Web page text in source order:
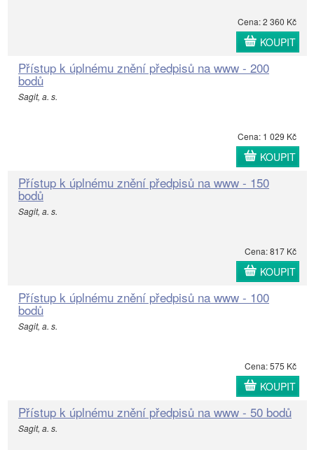
Cena: 2 360 Kč
KOUPIT
Přístup k úplnému znění předpisů na www - 200
bodů
Sagit, a. s.
Cena: 1 029 Kč
KOUPIT
Přístup k úplnému znění předpisů na www - 150
bodů
Sagit, a. s.
Cena: 817 Kč
KOUPIT
Přístup k úplnému znění předpisů na www - 100
bodů
Sagit, a. s.
Cena: 575 Kč
KOUPIT
Přístup k úplnému znění předpisů na www - 50 bodů
Sagit, a. s.